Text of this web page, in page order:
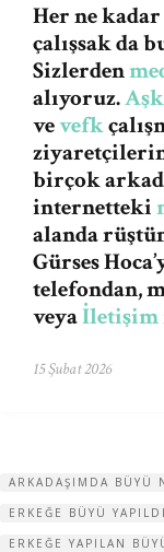
Her ne kadar
çalışsak da
Sizlerden
alıyoruz.
vevefk
birçok
internetteki
alanda
Gürses
telefondan,
veyaİletişim
15 Şubat 2026
ARKADAŞIMDA BÜYÜ
ERKEĞE BÜYÜ
ERKEĞE YAPILAN